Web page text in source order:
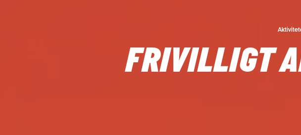
FRIVILLIGT